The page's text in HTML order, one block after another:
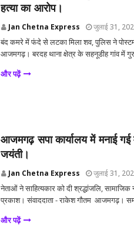
हत्या का आरोप।
Jan Chetna Express जुलाई 31,
बंद कमरे में फंदे से लटका मिला शव, पुलिस ने
आजमगढ़। बरदह थाना क्षेत्र के सहनूडीह गांव में
और पढ़ें
आजमगढ़ सपा कार्यालय में मनाई
जयंती।
Jan Chetna Express जुलाई 31,
नेताओं ने साहित्यकार को दी श्रद्धांजलि, सामाजिक
प्रकाश। संवाददाता - राकेश गौतम आजमगढ़।
और पढ़ें